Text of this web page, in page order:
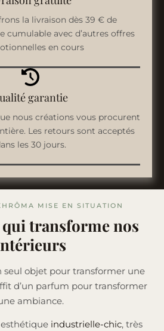
la livraison dès 39 € de
cumulable avec d’autres offres
en cours
garantie
nous créations vous procurent
Les retours sont acceptés
les 30 jours.
MISE EN SITUATION
transforme nos
seul objet pour transformer une
d’un parfum pour transformer
ambiance.
esthétique industrielle-chic, très